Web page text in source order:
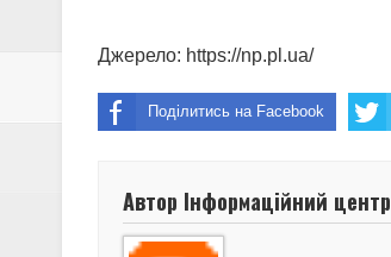
Джерело: https://np.pl.ua/
Поділитись на Facebook
Автор Інформаційний центр